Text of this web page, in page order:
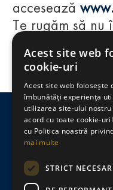
Regulamente
consumă-
Politica de
accesează
Te rugăm să nu
acestui website
împlinit vârsta
Acest site web
cookie-uri
Acest site web folosește
îmbunătăți experiența
utilizarea site-ului nostru
acord cu toate cookie-
cu Politica noastră
mai multe
STRICT